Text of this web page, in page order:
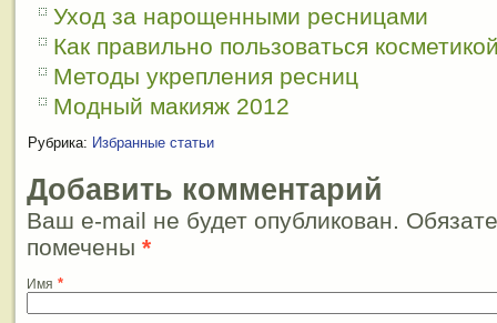
Уход за нарощенными ресницами
Как правильно пользоваться
Методы укрепления ресниц
Модный макияж 2012
Рубрика: Избранные статьи
Добавить комментарий
Ваш e-mail не будет опубликован.
помечены *
Имя *